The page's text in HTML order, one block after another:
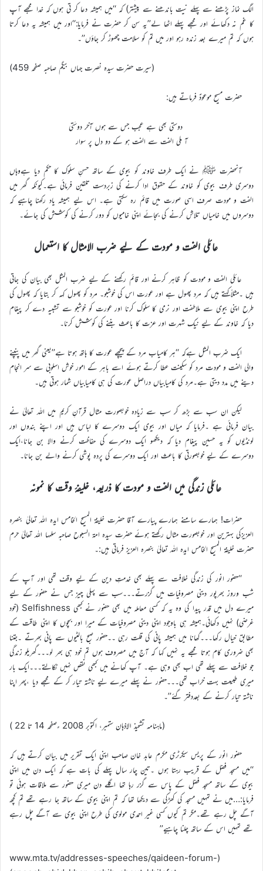
الگ نماز پڑھنے سے پہلے نیت باندھنے سے پیشتر) کہ ‘‘میں ہمیشہ دعا کر تی ہوں کہ خدا مجھے آپ
کا غم نہ دکھائے اور مجھے پہلے اٹھا لے’’یہ سن کر حضرت نے فرمایا:‘‘اور میں ہمیشہ یہ دعا کرتا
ہوں کہ تم میرے بعد زندہ رہو اور میں تم کو سلامت چھوڑ کر جاؤں’’۔
(سیرت حضرت سیدہ نصرت جہاں بیگم صاحبہ صفحہ 459)
حضرت مسیح موعودؑ فرماتے ہیں:
دوستی بھی ہے عجب جس سے ہوں آخر دوسَتی
آ ملی الفت سے الفت ہو کے دو دل پر سوار
آنحضرت ﷺ نے ایک طرف خاوند کو بیوی کے ساتھ حسنِ سلوک کا حکم دیا ہےوہاں
دوسری طرف بیوی کو خاوند کے حقوق ادا کرنے کی زبردست تلقین فرمائی ہے۔کیونکہ گھر میں
الفت و مودت صرف اسی صورت میں قائم رہ سکتی ہے۔ اس لیے ہمیشہ یاد رکھنا چاہیے کہ
دوسروں میں خامیاں تلاش کرنے کی بجائے اپنی خامیوں کو دور کرنے کی کوشش کی جائے۔
عائلی الفت و مودت کے لیے ضرب الامثال کا استعمال
عائلی الفت و مودت کو ظاہر کرنے اور قائم رکھنے کے لیے ضرب المثل بھی بیان کی جاتی
ہیں ۔مثلاًکہتے ہیں کہ مرد پھول ہے اور عورت اس کی خوشبو۔ مرد کو پھول کہہ کر بتایا کہ پھول کی
طرح اپنی بیوی سے ملاطفت اور نرمی کا سلوک کرنا اور عورت کو خوشبو سے تشبیہ دے کر پیغام
دیا کہ خاوند کے لیے نیک شہرت اور عزت کا باعث بننے کی کوشش کرنا۔
ایک ضرب المثل ہےکہ ‘‘ہر کامیاب مرد کے پیچھے عورت کا ہاتھ ہوتا ہے’’یعنی گھر میں پنپنے
والی الفت و مودت مرد کو سکینت عطا کرتے ہوئے اسے باہر کے امور خوش اسلوبی سے سر انجام
دینے میں مدد دیتی ہے۔مرد کی کامیابیاں دراصل عورت کی ہی کامیابیاں شمار ہوتی ہیں۔
لیکن ان سب سے بڑھ کر سب سے زیادہ خوبصورت مثال قرآنِ کریم میں اللہ تعالیٰ نے
بیان فرمائی ہے ۔فرمایا کہ میاں اور بیوی ایک دوسرے کا لباس ہیں اور اپنے بندوں اور
لونڈیوں کو یہ حسین پیغام دیا کہ دیکھو ایک دوسرے کی حفاظت کرنے والا بن جانا،ایک
دوسرے کے لیے خوبصورتی کا باعث اور ایک دوسرے کی پردہ پوشی کرنے والے بن جانا۔
عائلی زندگی میں الفت و مودت کا ذریعہ، خلیفۂ وقت کا نمونہ
حضرات! ہمارے سامنے ہمارے پیارے آقا حضرت خلیفۃ المسیح الخامس ایدہ اللہ تعالیٰ بنصرہ
العزیزکی بہترین اور خوبصورت مثال رکھتے ہوئے حضرت سیدہ امۃ السبوح صاحبہ سلمہا اللہ تعالیٰ حرم
حضرت خلیفۃ المسیح الخامس ایدہ اللہ تعالیٰ بنصرہ العزیز فرماتی ہیں:۔
‘‘حضور انور کی زندگی خلافت سے پہلے بھی خدمتِ دین کے لیے وقف تھی اور آپ کے
شب وروز بھرپور دینی مصروفیات میں گزرتے۔۔۔سب سے پہلی چیز جس نے حضور کے لیے
میرے دل میں قدر پیدا کی وہ یہ کہ کسی معاملہ میں بھی حضور نے کبھی Selfishness (خود
غرضی) نہیں دکھائی۔ہمیشہ ہی باوجود اپنی دینی مصروفیات کے میرا اور بچوں کا اپنی طاقت کے
مطابق خیال رکھا۔۔۔گھانا میں ہمیشہ پانی کی قلت رہی ۔۔حضور صبح بالٹیوں سے پانی بھرتے ۔جتنا
بھی ضروری کام ہوتا مجھے یہ نہیں کہا کہ آج میں مصروف ہوں تم خود ہی بھر لو۔۔۔گھریلو زندگی
جو خلافت سے پہلے تھی اب بھی وہی ہے۔ آپ کھانے میں کبھی نقص نہیں نکالتے۔۔۔ایک بار
میری طبیعت بہت خراب تھی۔۔۔حضور نے پہلے میرے لیے ناشتہ تیار کر کے مجھے دیا ،پھر اپنا
ناشتہ تیار کرنے کے بعددفتر گئے’’۔
(ماہنامہ تشحیذ الاذہان ستمبر، اکتوبر 2008 ءصفحہ 14 تا 22 )
حضور انور کے پریس سیکرٹری مکرم عابد خان صاحب اپنی ایک تقریر میں بیان کرتے ہیں کہ
‘‘میں مسجد فضل کے قریب رہتا ہوں ۔تین چار سال پہلے کی بات ہے کہ ایک دن میں اپنی
بیوی کے ساتھ مسجد فضل کے پاس سے گزر رہا تھا اگلے دن میری حضور سے ملاقات ہوئی تو
فرمایا:…میں نے تمہیں مسجد کی کھڑکی سے دیکھا تھا کہ تم اپنی بیوی کے ساتھ جا رہے تھے تم کچھ
آگے چل رہے تھے۔مگر تم کیوں کسی غیر احمدی مولوی کی طرح اپنی بیوی سے آگے چل رہے
تھے تمہیں اس کے ساتھ چلنا چاہیے’’
(www.mta.tv/addresses-speeches/qaideen-forum-